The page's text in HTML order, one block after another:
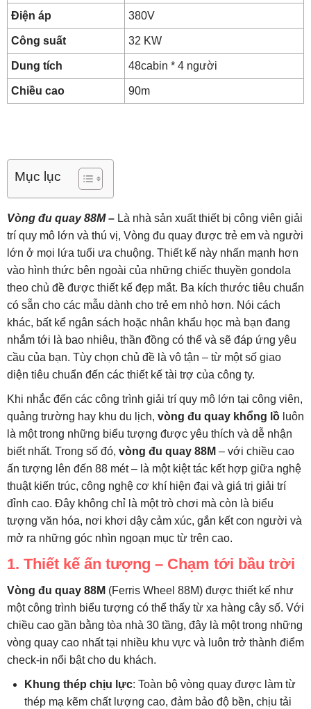
Điện áp 380V
Công suất 32 KW
Dung tích 48cabin * 4 người
Chiều cao 90m
Mục lục
Vòng đu quay 88M – Là nhà sản xuất thiết bị công viên giải
trí quy mô lớn và thú vị, Vòng đu quay được trẻ em và người
lớn ở mọi lứa tuổi ưa chuộng. Thiết kế này nhấn mạnh hơn
vào hình thức bên ngoài của những chiếc thuyền gondola
theo chủ đề được thiết kế đẹp mắt. Ba kích thước tiêu chuẩn
có sẵn cho các mẫu dành cho trẻ em nhỏ hơn. Nói cách
khác, bất kể ngân sách hoặc nhân khẩu học mà bạn đang
nhắm tới là bao nhiêu, thần đồng có thể và sẽ đáp ứng yêu
cầu của bạn. Tùy chọn chủ đề là vô tận – từ một số giao
diện tiêu chuẩn đến các thiết kế tài trợ của công ty.
Khi nhắc đến các công trình giải trí quy mô lớn tại công viên,
quảng trường hay khu du lịch, vòng đu quay khổng lồ luôn
là một trong những biểu tượng được yêu thích và dễ nhận
biết nhất. Trong số đó, vòng đu quay 88M – với chiều cao
ấn tượng lên đến 88 mét – là một kiệt tác kết hợp giữa nghệ
thuật kiến trúc, công nghệ cơ khí hiện đại và giá trị giải trí
đỉnh cao. Đây không chỉ là một trò chơi mà còn là biểu
tượng văn hóa, nơi khơi dậy cảm xúc, gắn kết con người và
mở ra những góc nhìn ngoạn mục từ trên cao.
1. Thiết kế ấn tượng – Chạm tới bầu trời
Vòng đu quay 88M (Ferris Wheel 88M) được thiết kế như
một công trình biểu tượng có thể thấy từ xa hàng cây số. Với
chiều cao gần bằng tòa nhà 30 tầng, đây là một trong những
vòng quay cao nhất tại nhiều khu vực và luôn trở thành điểm
check-in nổi bật cho du khách.
Khung thép chịu lực: Toàn bộ vòng quay được làm từ
thép mạ kẽm chất lượng cao, đảm bảo độ bền, chịu tải